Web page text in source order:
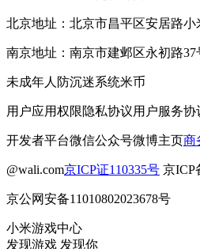
北京地址：北京市昌平区安居路小
南京地址：南京市建邺区永初路
未成年人防沉迷系统米币
用户应用权限隐私协议用户服务协
开发者平台微信公众号微博主页商
@wali.com京ICP证110335号 京ICP
京公网安备11010802023678号
小米游戏中心
发现游戏 发现你